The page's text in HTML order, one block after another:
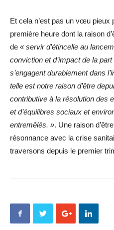
Et cela n’est pas un vœu pieux
première heure dont la raison
de « servir d’étincelle au
conviction et d’impact de la
s’engagent durablement dans
telle est notre raison d’être
contributive à la résolution des
et d’équilibres sociaux et
entremêlés. ». Une raison
résonnance avec la crise
traversons depuis le premier